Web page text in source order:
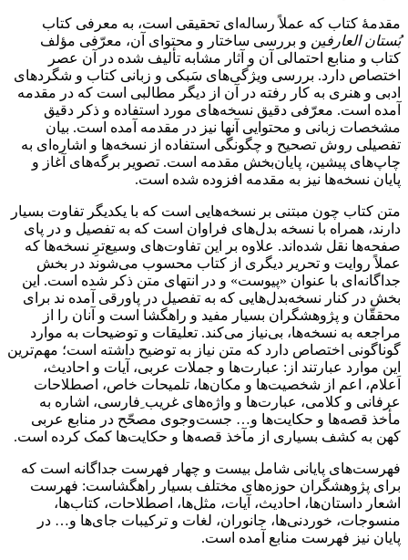
مقدمۀ کتاب که عملاً رساله‌ای تحقیقی است، به معرفی کتاب
بُستان العارفین و بررسی ساختار و محتوای آن، معرّفی مؤلف
کتاب و منابع احتمالی آن و آثار مشابه تألیف شده در آن عصر
اختصاص دارد. بررسی ویژگی‌های سَبکی و زبانی کتاب و شگردهای
ادبی و هنری به کار رفته در آن از دیگر مطالبی است که در مقدمه
آمده است. معرّفی دقیق نسخه‌های مورد استفاده و ذکر دقیق
مشخصات زبانی و محتوایی آنها نیز در مقدمه آمده است. بیان
تفصیلی روش تصحیح و چگونگی استفاده از نسخه‌ها و اشاره‌ای به
چاپ‌های پیشین، پایان‌بخش مقدمه است. تصویر برگه‌های آغاز و
پایان نسخه‌ها نیز به مقدمه افزوده شده است.
متن کتاب چون مبتنی بر نسخه‌هایی است که با یکدیگر تفاوت بسیار
دارند، همراه با نسخه بدل‌های فراوان است که به تفصیل و در پای
صفحه‌ها نقل شده‌اند. علاوه بر این تفاوت‌های وسیع‌ترِ نسخه‌ها که
عملاً روایت و تحریر دیگری از کتاب محسوب می‌شوند در بخش
جداگانه‌ای با عنوان «پیوست» و در انتهای متن ذکر شده است. این
بخش در کنار نسخه‌بدل‌هایی که به تفصیل در پاورقی آمده ‌ند برای
محققّان و پژوهشگران بسیار مفید و راهگشا است و آنان را از
مراجعه به نسخه‌‌ها، بی‌نیاز می‌کند. تعلیقات و توضیحات به موارد
گوناگونی اختصاص دارد که متن نیاز به توضیح داشته است؛ مهم‌ترین
این موارد عبارتند از: عبارت‌ها و جملات عربی، آیات و احادیث،
اَعلام، اعم از شخصیت‌ها و مکان‌ها، تلمیحات خاص، اصطلاحات
عرفانی و کلامی، عبارت‌ها و واژه‌های غریب ِفارسی، اشاره به
مأخذ قصه‌ها و حکایت‌ها و… جست‌وجوی مصحّح در منابع عربی
کهن به کشف بسیاری از مآخذ قصه‌ها و حکایت‌ها کمک کرده است.
فهرست‌های پایانی شامل بیست و چهار فهرست جداگانه است که
برای پژوهشگران حوزه‌های مختلف بسیار راهگشاست: فهرست
اشعار داستان‌ها، احادیث، آیات، مثل‌ها، اصطلاحات، کتاب‌ها،
منسوجات، خوردنی‌ها، جانوران، لغات و ترکیبات جای‌ها و… در
پایان نیز فهرست منابع آمده است.